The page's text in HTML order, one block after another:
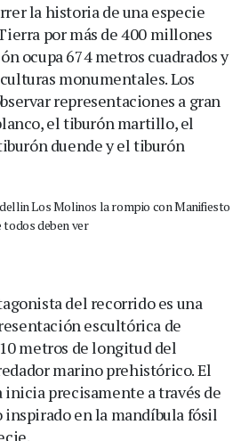
la historia de una especie
por más de 400 millones
ocupa 674 metros cuadrados y
monumentales. Los
representaciones a gran
el tiburón martillo, el
duende y el tiburón
del recorrido es una
escultórica de
metros de longitud del
marino prehistórico. El
inicia precisamente a través de
en la mandíbula fósil